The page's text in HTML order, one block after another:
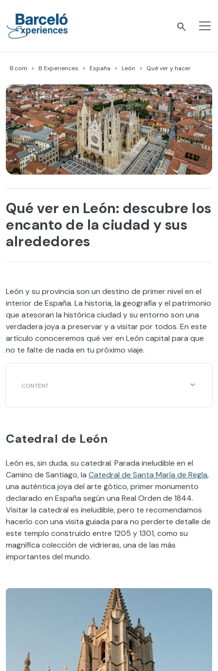
content
B.com B Experiences España León Qué ver y hacer
Qué ver en León: descubre los
encanto de la ciudad y sus
alrededores
León y su provincia son un destino de primer nivel en el
interior de España. La historia, la geografía y el patrimonio
que atesoran la histórica ciudad y su entorno son una
verdadera joya a preservar y a visitar por todos. En este
artículo conoceremos qué ver en León capital para que
no te falte de nada en tu próximo viaje.
Catedral de León
León es, sin duda, su catedral. Parada ineludible en el
Camino de Santiago, la Catedral de Santa María de Regla,
una auténtica joya del arte gótico, primer monumento
declarado en España según una Real Orden de 1844.
Visitar la catedral es ineludible, pero te recomendamos
hacerlo con una visita guiada para no perderte detalle de
este templo construido entre 1205 y 1301, como su
magnífica colección de vidrieras, una de las más
importantes del mundo.